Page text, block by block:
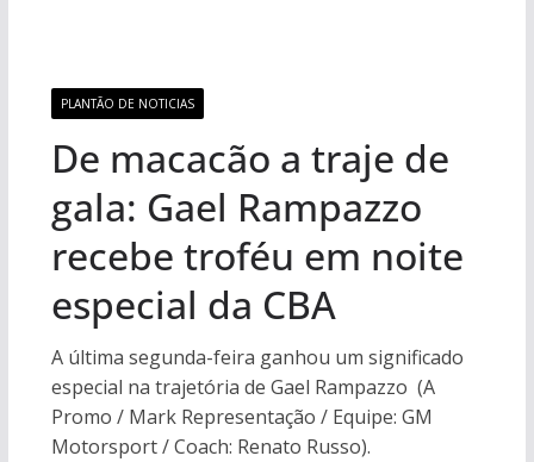
PLANTÃO DE NOTICIAS
De macacão a traje de
gala: Gael Rampazzo
recebe troféu em noite
especial da CBA
A última segunda-feira ganhou um significado
especial na trajetória de Gael Rampazzo (A
Promo / Mark Representação / Equipe: GM
Motorsport / Coach: Renato Russo).